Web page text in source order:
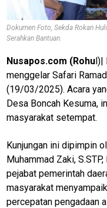
Dokumen Foto, Sekda Rokan
Serahkan Bantuan.
Nusapos.com (Rohul)|
menggelar Safari
(19/03/2025). Acara
Desa Boncah Kesuma,
masyarakat setempat.
Kunjungan ini dipimpin
Muhammad Zaki,
pejabat pemerintah
masyarakat
percepatan pengadaan